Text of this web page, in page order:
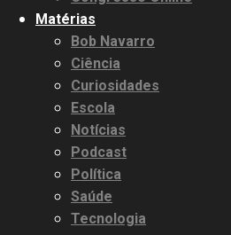
Matérias
Bob Navarro
Ciência
Curiosidades
Escola
Notícias
Podcast
Política
Saúde
Tecnologia